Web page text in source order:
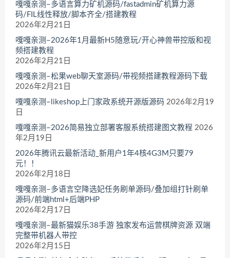
嘎嘎亲测–多语言算力矿机源码/fastadmin矿机算力源
码/FIL线性释放/脚本齐全/搭建教程
2026年2月21日
嘎嘎亲测–2026年1月最新H5随意玩/开心神兽带控版和视
频搭建教程
2026年2月21日
嘎嘎亲测–松果web聊天室源码/带视频搭建教程源码下载
2026年2月21日
嘎嘎亲测–likeshop上门家政系统开源版源码 2026年2月19
日
嘎嘎亲测–2026简易独立部署客服系统搭建图文教程 2026
年2月19日
2026年腾讯云最新活动_新用户1年4核4G3M只要79
元！！
2026年2月18日
嘎嘎亲测–多语言空降选妃任务刷单源码/叠加组打针刷单
源码/前端html+后端PHP
2026年2月17日
嘎嘎亲测–最新猫娱乐38手游 独家发布运营棋牌资源 双端
完整带机器人带控
2026年2月15日